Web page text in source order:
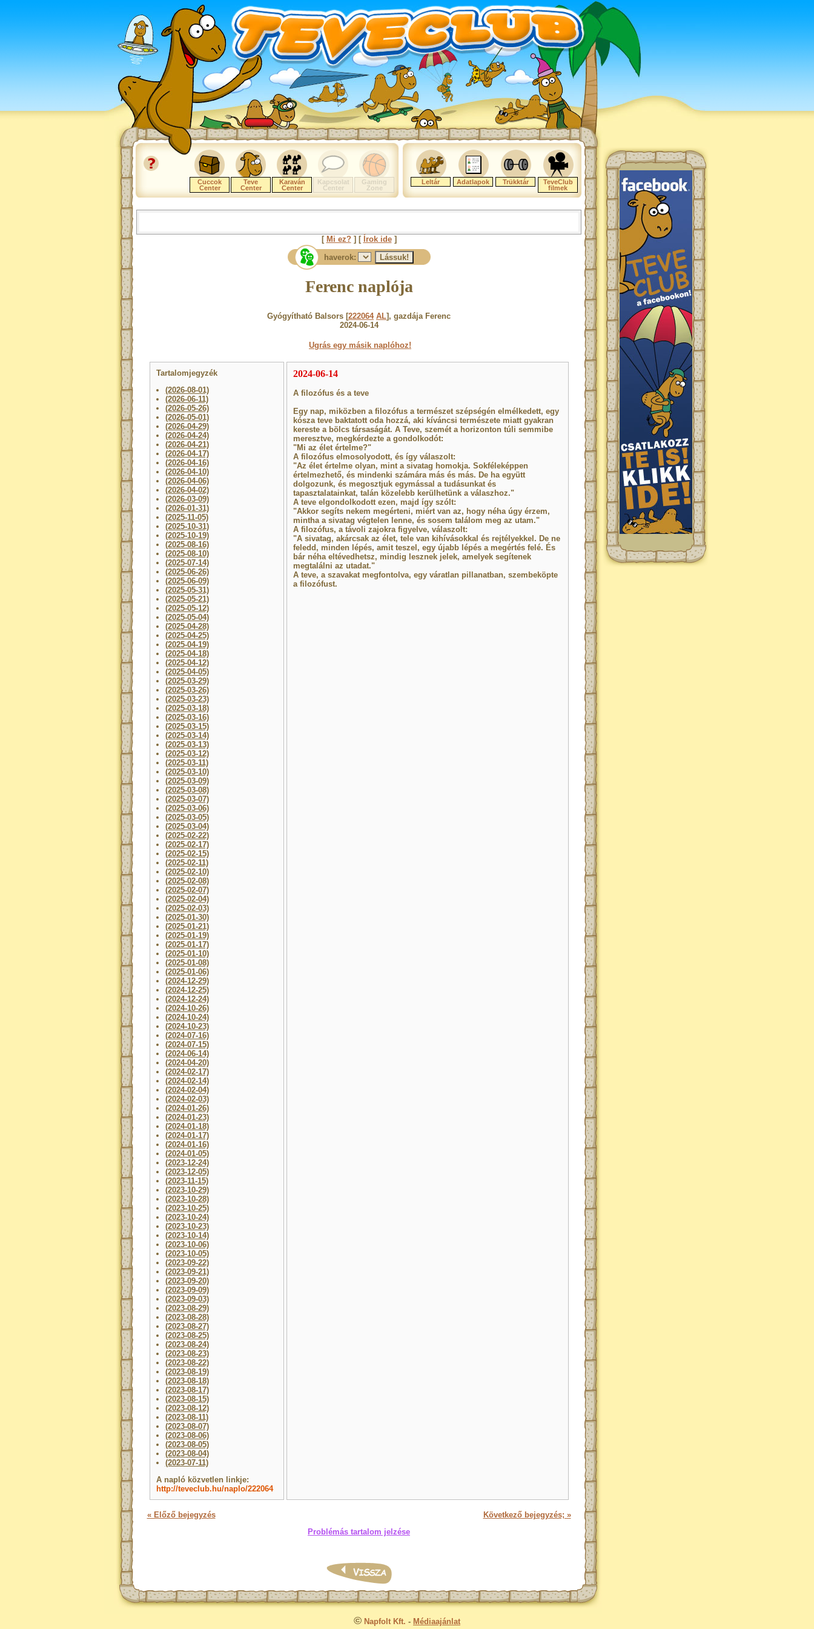
Cuccok
Center
Teve
Center
Karaván
Center
Kapcsolat
Center
Gaming
Zone
Leltár Adatlapok Trükktár
TeveClub
filmek
[ Mi ez?] [ Írok ide]
haverok:
Ferenc naplója
Gyógyítható Balsors [222064 AL], gazdája Ferenc
2024-06-14
Ugrás egy másik naplóhoz!
Tartalomjegyzék
(2026-08-01)
(2026-06-11)
(2026-05-26)
(2026-05-01)
(2026-04-29)
(2026-04-24)
(2026-04-21)
(2026-04-17)
(2026-04-16)
(2026-04-10)
(2026-04-06)
(2026-04-02)
(2026-03-09)
(2026-01-31)
(2025-11-05)
(2025-10-31)
(2025-10-19)
(2025-08-16)
(2025-08-10)
(2025-07-14)
(2025-06-26)
(2025-06-09)
(2025-05-31)
(2025-05-21)
(2025-05-12)
(2025-05-04)
(2025-04-28)
(2025-04-25)
(2025-04-19)
(2025-04-18)
(2025-04-12)
(2025-04-05)
(2025-03-29)
(2025-03-26)
(2025-03-23)
(2025-03-18)
(2025-03-16)
(2025-03-15)
(2025-03-14)
(2025-03-13)
(2025-03-12)
(2025-03-11)
(2025-03-10)
(2025-03-09)
(2025-03-08)
(2025-03-07)
(2025-03-06)
(2025-03-05)
(2025-03-04)
(2025-02-22)
(2025-02-17)
(2025-02-15)
(2025-02-11)
(2025-02-10)
(2025-02-08)
(2025-02-07)
(2025-02-04)
(2025-02-03)
(2025-01-30)
(2025-01-21)
(2025-01-19)
(2025-01-17)
(2025-01-10)
(2025-01-08)
(2025-01-06)
(2024-12-29)
(2024-12-25)
(2024-12-24)
(2024-10-26)
(2024-10-24)
(2024-10-23)
(2024-07-16)
(2024-07-15)
(2024-06-14)
(2024-04-20)
(2024-02-17)
(2024-02-14)
(2024-02-04)
(2024-02-03)
(2024-01-26)
(2024-01-23)
(2024-01-18)
(2024-01-17)
(2024-01-16)
(2024-01-05)
(2023-12-24)
(2023-12-05)
(2023-11-15)
(2023-10-29)
(2023-10-28)
(2023-10-25)
(2023-10-24)
(2023-10-23)
(2023-10-14)
(2023-10-06)
(2023-10-05)
(2023-09-22)
(2023-09-21)
(2023-09-20)
(2023-09-09)
(2023-09-03)
(2023-08-29)
(2023-08-28)
(2023-08-27)
(2023-08-25)
(2023-08-24)
(2023-08-23)
(2023-08-22)
(2023-08-19)
(2023-08-18)
(2023-08-17)
(2023-08-15)
(2023-08-12)
(2023-08-11)
(2023-08-07)
(2023-08-06)
(2023-08-05)
(2023-08-04)
(2023-07-11)
A napló közvetlen linkje:
http://teveclub.hu/naplo/222064
2024-06-14
A filozófus és a teve
Egy nap, miközben a filozófus a természet szépségén elmélkedett, egy
kósza teve baktatott oda hozzá, aki kíváncsi természete miatt gyakran
kereste a bölcs társaságát. A Teve, szemét a horizonton túli semmibe
meresztve, megkérdezte a gondolkodót:
"Mi az élet értelme?"
A filozófus elmosolyodott, és így válaszolt:
"Az élet értelme olyan, mint a sivatag homokja. Sokféleképpen
értelmezhető, és mindenki számára más és más. De ha együtt
dolgozunk, és megosztjuk egymással a tudásunkat és
tapasztalatainkat, talán közelebb kerülhetünk a válaszhoz."
A teve elgondolkodott ezen, majd így szólt:
"Akkor segíts nekem megérteni, miért van az, hogy néha úgy érzem,
mintha a sivatag végtelen lenne, és sosem találom meg az utam."
A filozófus, a távoli zajokra figyelve, válaszolt:
"A sivatag, akárcsak az élet, tele van kihívásokkal és rejtélyekkel. De ne
feledd, minden lépés, amit teszel, egy újabb lépés a megértés felé. És
bár néha eltévedhetsz, mindig lesznek jelek, amelyek segítenek
megtalálni az utadat."
A teve, a szavakat megfontolva, egy váratlan pillanatban, szembeköpte
a filozófust.
« Előző bejegyzés
Következő bejegyzés; »
Problémás tartalom jelzése
© Napfolt Kft. - Médiaajánlat